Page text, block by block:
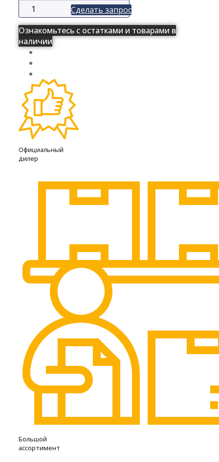
Сделать запрос
Ознакомьтесь с остатками и товарами в
наличии
Официальный
дилер
Большой
ассортимент